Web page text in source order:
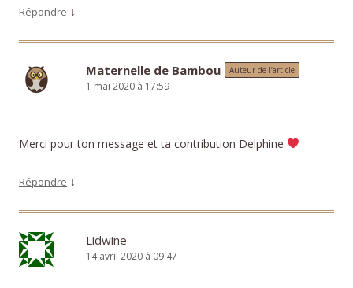
Répondre ↓
Maternelle de Bambou Auteur de l’article
1 mai 2020 à 17:59
Merci pour ton message et ta contribution Delphine
Répondre ↓
Lidwine
14 avril 2020 à 09:47